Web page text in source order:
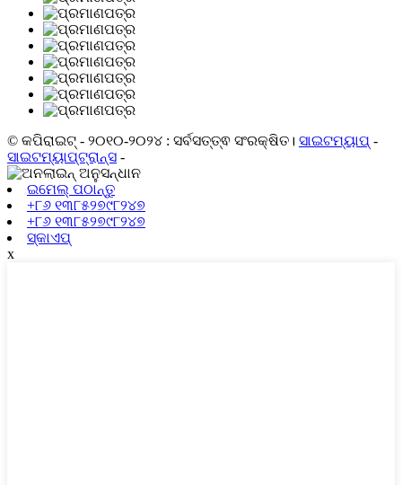
© କପିରାଇଟ୍ - ୨୦୧୦-୨୦୨୪ : ସର୍ବସତ୍ତ୍ଵ ସଂରକ୍ଷିତ। ସାଇଟମ୍ୟାପ୍ -
ସାଇଟମ୍ୟାପ୍‍ଟ୍ରାନ୍ସ -
ଇମେଲ୍ ପଠାନ୍ତୁ
+୮୬ ୧୩୮୫୨୭୯୮୨୪୭
+୮୬ ୧୩୮୫୨୭୯୮୨୪୭
ସ୍କାଏପ୍
x